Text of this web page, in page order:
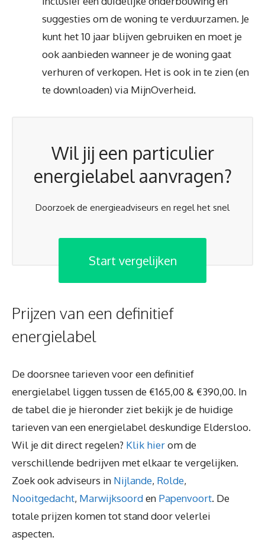
suggesties om de woning te verduurzamen. Je
kunt het 10 jaar blijven gebruiken en moet je
ook aanbieden wanneer je de woning gaat
verhuren of verkopen. Het is ook in te zien (en
te downloaden) via MijnOverheid.
Wil jij een particulier
energielabel aanvragen?
Doorzoek de energieadviseurs en regel het snel
Start vergelijken
Prijzen van een definitief
energielabel
De doorsnee tarieven voor een definitief
energielabel liggen tussen de €165,00 & €390,00. In
de tabel die je hieronder ziet bekijk je de huidige
tarieven van een energielabel deskundige Eldersloo.
Wil je dit direct regelen? Klik hierom de
verschillende bedrijven met elkaar te vergelijken.
Zoek ook adviseurs in Nijlande, Rolde,
Nooitgedacht, Marwijksoorden Papenvoort. De
totale prijzen komen tot stand door velerlei
aspecten.